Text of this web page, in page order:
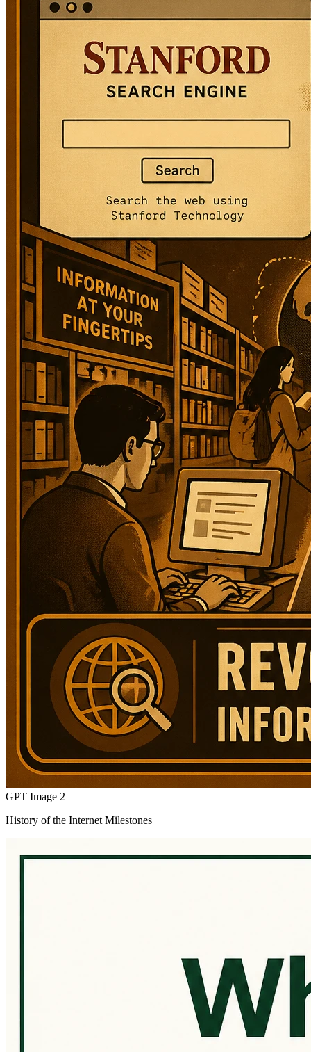
GPT Image 2
History of the Internet Milestones